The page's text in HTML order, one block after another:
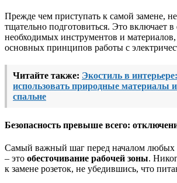
Прежде чем приступать к самой замене,
тщательно подготовиться. Это включает в
необходимых инструментов и
основных принципов работы с
Читайте также: Экостиль в
использовать природные материалы
спальне
Безопасность превыше всего:
Самый важный шаг перед началом любых
– это обесточивание рабочей зоны.
к замене розеток, не убедившись, что